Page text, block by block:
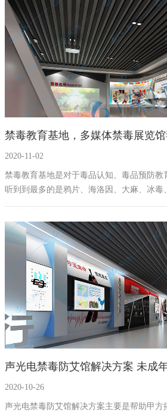
禁毒教育基地，多媒体禁毒展览
2020-11-02
禁毒教育基地是对于毒品认知、毒品预防教
听到到最多的是鸦片、海洛因、大麻、冰毒
“丧尸药”等新型毒品，这些毒品对社会以及
断产生变化，合成毒品种类也在增加，让
害人类的健康，败坏社会风气，而且还会
着社会稳定和经济发展。遏制、减少直至
界人民的共同愿望，打击毒品犯罪成为各
项严峻任务。
声光电禁毒防艾馆解决方案 未成
软件开发
2020-10-26
声光电禁毒防艾馆解决方案主要是帮助甲方